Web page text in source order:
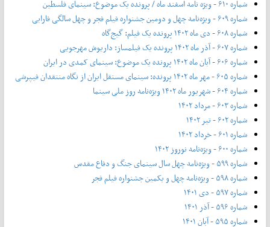
شماره ۶۱۰ - ویژه نامه اسفند ماه / پرونده یک موضوع: سینمای فلسطین
شماره ۶۰۹ - ویژه‌نامه چهل و دومین جشنواره فیلم فجر و چهل سالگی فارابی
شماره ۶۰۸ - دی ماه ۱۴۰۲ پرونده یک فیلم: گیج‌گاه
شماره ۶۰۷ - آذر ماه ۱۴۰۲ پرونده یک فیلمساز: داریوش مهرجویی
شماره ۶۰۶ - آبان ماه ۱۴۰۲ پرونده یک موضوع: سینمای کمدی در ایران
شماره ۶۰۵ - مهر ماه ۱۴۰۲ پرونده: سینمای مستقل ایران از نگاه منتقدان فیپرشی
شماره ۶۰۴ - شهریور ماه ۱۴۰۲ ویژه‌نامه روز ملی سینما
شماره ۶۰۳ - مرداد ۱۴۰۲
شماره ۶۰۲ - تیر ۱۴۰۲
شماره ۶۰۱ - خرداد ۱۴۰۲
شماره ۶۰۰ - ویژه‌نامه نوروز ۱۴۰۲
شماره ۵۹۹ - ویژه‌نامه چهل سال سینمای جنگ و دفاع مقدس
شماره ۵۹۸ - ویژه‌نامه چهل و یکمین جشنواره فیلم فجر
شماره ۵۹۷ - دی ۱۴۰۱
شماره ۵۹۶ - آذر ۱۴۰۱
شماره ۵۹۵ - آبان ۱۴۰۱